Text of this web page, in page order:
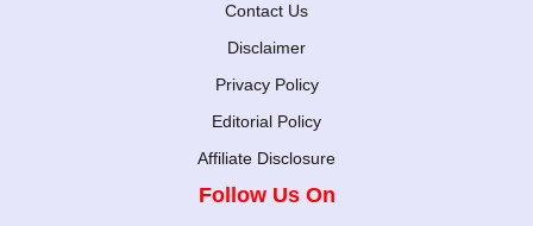
Contact Us
Disclaimer
Privacy Policy
Editorial Policy
Affiliate Disclosure
Follow Us On